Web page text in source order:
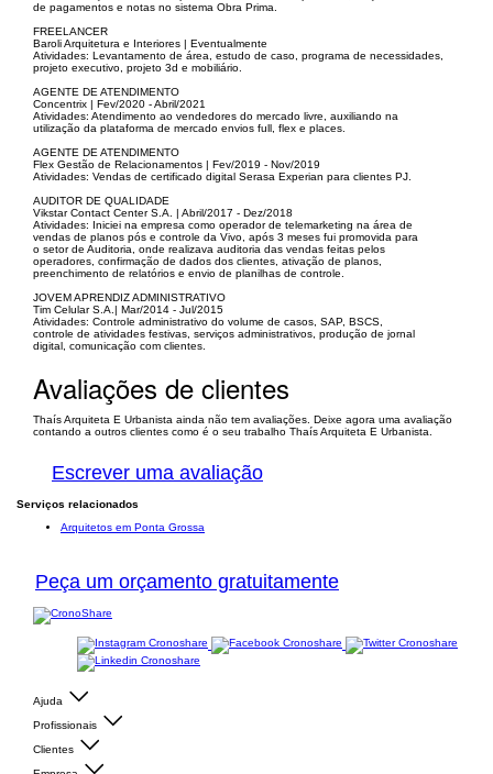
de pagamentos e notas no sistema Obra Prima.
FREELANCER
Baroli Arquitetura e Interiores | Eventualmente
Atividades: Levantamento de área, estudo de caso, programa de necessidades,
projeto executivo, projeto 3d e mobiliário.
AGENTE DE ATENDIMENTO
Concentrix | Fev/2020 - Abril/2021
Atividades: Atendimento ao vendedores do mercado livre, auxiliando na
utilização da plataforma de mercado envios full, flex e places.
AGENTE DE ATENDIMENTO
Flex Gestão de Relacionamentos | Fev/2019 - Nov/2019
Atividades: Vendas de certificado digital Serasa Experian para clientes PJ.
AUDITOR DE QUALIDADE
Vikstar Contact Center S.A. | Abril/2017 - Dez/2018
Atividades: Iniciei na empresa como operador de telemarketing na área de
vendas de planos pós e controle da Vivo, após 3 meses fui promovida para
o setor de Auditoria, onde realizava auditoria das vendas feitas pelos
operadores, confirmação de dados dos clientes, ativação de planos,
preenchimento de relatórios e envio de planilhas de controle.
JOVEM APRENDIZ ADMINISTRATIVO
Tim Celular S.A.| Mar/2014 - Jul/2015
Atividades: Controle administrativo do volume de casos, SAP, BSCS,
controle de atividades festivas, serviços administrativos, produção de jornal
digital, comunicação com clientes.
Avaliações de clientes
Thaís Arquiteta E Urbanista ainda não tem avaliações. Deixe agora uma avaliação
contando a outros clientes como é o seu trabalho Thaís Arquiteta E Urbanista.
Escrever uma avaliação
Serviços relacionados
Arquitetos em Ponta Grossa
Peça um orçamento gratuitamente
Ajuda
Profissionais
Clientes